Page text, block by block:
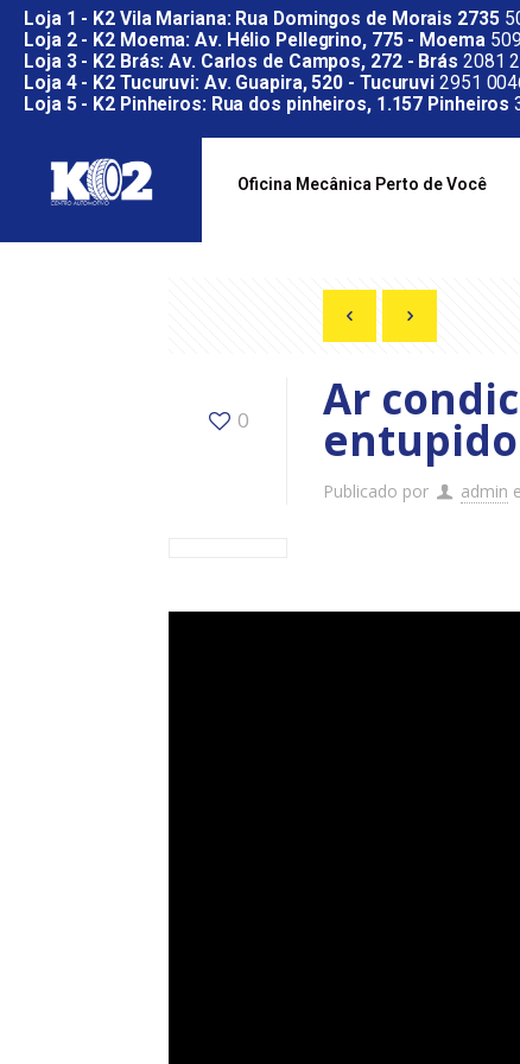
Loja 1 - K2 Vila Mariana: Rua Domingos de Morais 2735
Loja 2 - K2 Moema: Av. Hélio Pellegrino, 775 - Moema
Loja 3 - K2 Brás: Av. Carlos de Campos, 272 - Brás 2081
Loja 4 - K2 Tucuruvi: Av. Guapira, 520 - Tucuruvi 2951
Loja 5 - K2 Pinheiros: Rua dos pinheiros, 1.157 Pinheiros
Oficina Mecânica Perto de Você
0 Ar
Publicado por admin